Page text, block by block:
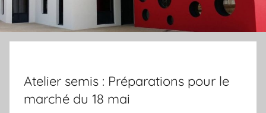
Atelier semis : Préparations pour le
marché du 18 mai